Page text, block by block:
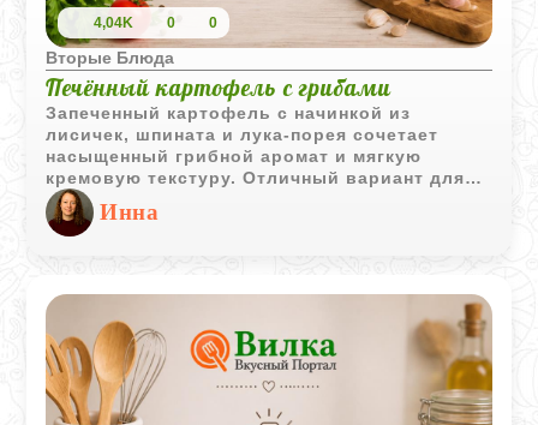
4,04K 0 0
Вторые Блюда
Печённый картофель с грибами
Запеченный картофель с начинкой из
лисичек, шпината и лука-порея сочетает
насыщенный грибной аромат и мягкую
кремовую текстуру. Отличный вариант для
уютного семейного ужина.
Инна